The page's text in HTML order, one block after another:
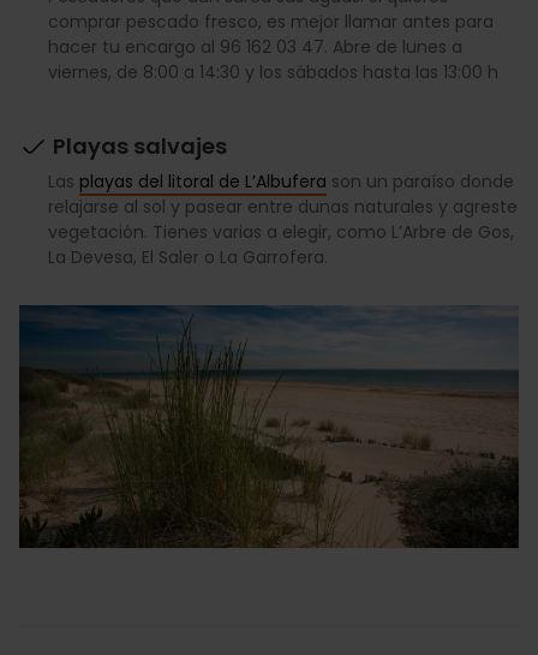
comprar pescado fresco, es mejor llamar antes para
hacer tu encargo al 96 162 03 47. Abre de lunes a
viernes, de 8:00 a 14:30 y los sábados hasta las 13:00 h
Playas salvajes
Las playas del litoral de L’Albufera son un paraíso donde
relajarse al sol y pasear entre dunas naturales y agreste
vegetación. Tienes varias a elegir, como L’Arbre de Gos,
La Devesa, El Saler o La Garrofera.